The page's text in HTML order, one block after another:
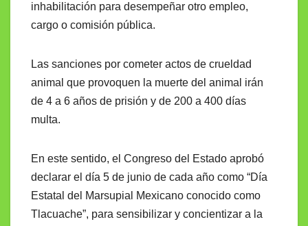
inhabilitación para desempeñar otro empleo,
cargo o comisión pública.
Las sanciones por cometer actos de crueldad
animal que provoquen la muerte del animal irán
de 4 a 6 años de prisión y de 200 a 400 días
multa.
En este sentido, el Congreso del Estado aprobó
declarar el día 5 de junio de cada año como “Día
Estatal del Marsupial Mexicano conocido como
Tlacuache”, para sensibilizar y concientizar a la